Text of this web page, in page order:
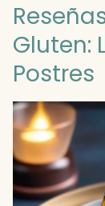
Gluten:
Postres